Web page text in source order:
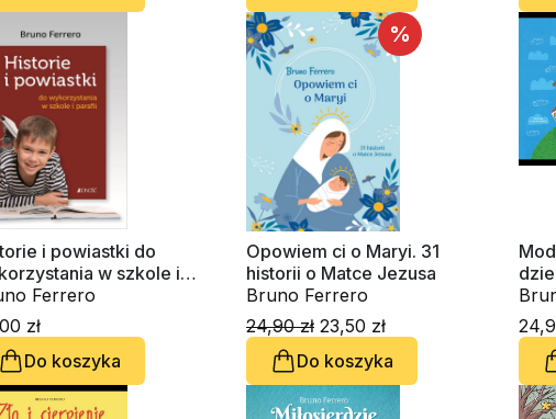
i powiastki do
w szkole i
Ferrero
zł
Do koszyka
%
Opowiem ci o Maryi. 31
historii o Matce Jezusa
Bruno Ferrero
24,90 zł 23,50 zł
Do koszyka